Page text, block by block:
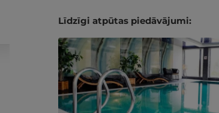
Līdzīgi atpūtas piedāvājumi: